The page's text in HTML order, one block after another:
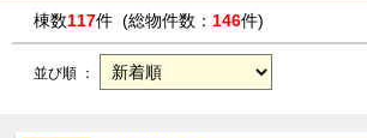
棟数117件 (総物件数： 146件)
並び順 ：